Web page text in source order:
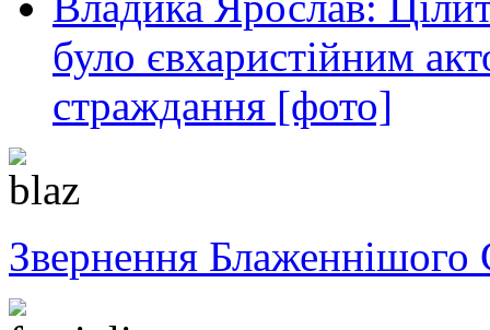
було євхаристійним
страждання [фото]
Звернення Блаженнішого